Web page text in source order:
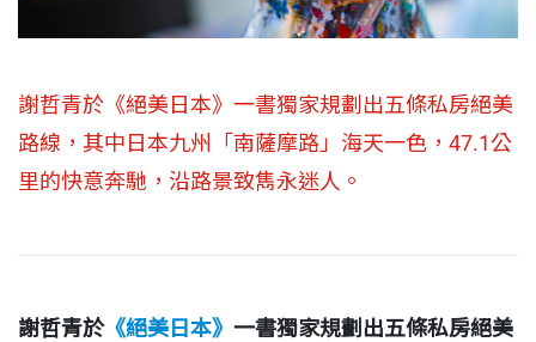
謝哲青於《絕美日本》一書獨家規劃出五條私房絕美
路線，其中日本九州「南薩摩路」海天一色，47.1公
里的快意奔馳，沿路景致雋永迷人。
謝哲青於《絕美日本》 一書獨家規劃出五條私房絕美